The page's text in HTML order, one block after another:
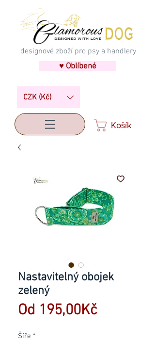
designové zboží pro psy a handlery
♥ Oblíbené
CZK (Kč)
Košík
Nastavitelný obojek
zelený
Od 195,00Kč
Šíře *